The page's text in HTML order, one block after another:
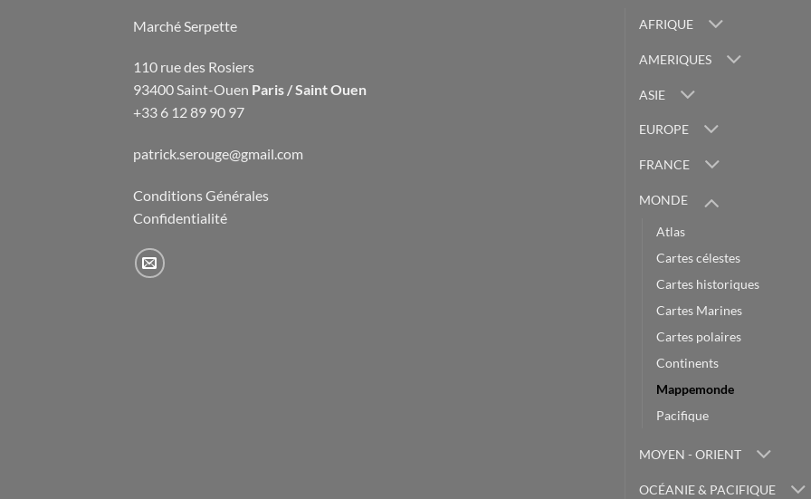
Marché Serpette
110 rue des Rosiers
93400 Saint-Ouen Paris / Saint Ouen
+33 6 12 89 90 97
patrick.serouge@gmail.com
Conditions Générales
Confidentialité
AFRIQUE
AMERIQUES
ASIE
EUROPE
FRANCE
MONDE
Atlas
Cartes célestes
Cartes historiques
Cartes Marines
Cartes polaires
Continents
Mappemonde
Pacifique
MOYEN - ORIENT
OCÉANIE & PACIFIQUE